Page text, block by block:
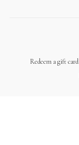
Redeem a gift card